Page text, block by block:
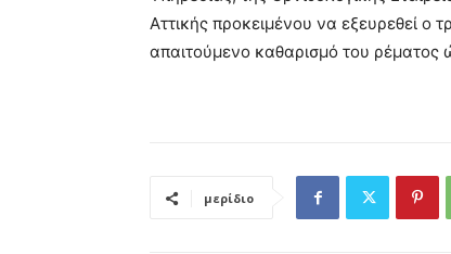
Αττικής προκειμένου να εξευρεθεί ο
απαιτούμενο καθαρισμό του
μερίδιο